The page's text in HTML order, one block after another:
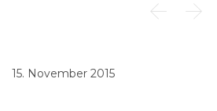
 
15. November 2015